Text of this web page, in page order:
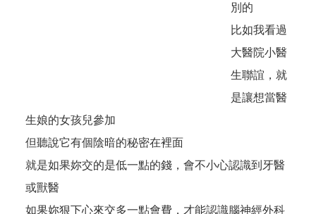
別的
比如我看過
大醫院小醫
生聯誼，就
是讓想當醫
生娘的女孩兒參加
但聽說它有個陰暗的秘密在裡面
就是如果妳交的是低一點的錢，會不小心認識到牙醫
或獸醫
如果妳狠下心來交多一點會費，才能認識腦神經外科